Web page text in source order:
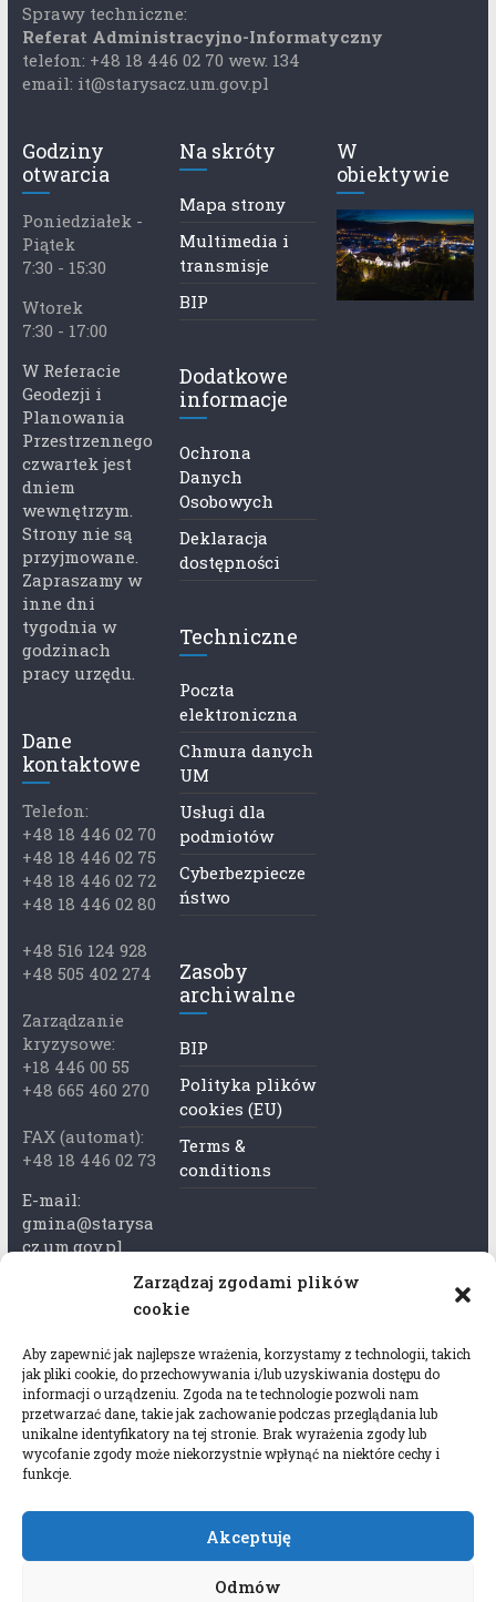
Zarządzaj zgodami plików
cookie
Aby zapewnić jak najlepsze wrażenia, korzystamy z technologii, takich
jak pliki cookie, do przechowywania i/lub uzyskiwania dostępu do
informacji o urządzeniu. Zgoda na te technologie pozwoli nam
przetwarzać dane, takie jak zachowanie podczas przeglądania lub
unikalne identyfikatory na tej stronie. Brak wyrażenia zgody lub
wycofanie zgody może niekorzystnie wpłynąć na niektóre cechy i
funkcje.
Akceptuję
Odmów
Sprawy techniczne:
Referat Administracyjno-Informatyczny
telefon: +48 18 446 02 70 wew. 134
email: it@starysacz.um.gov.pl
Godziny
otwarcia
Poniedziałek -
Piątek
7:30 - 15:30
Wtorek
7:30 - 17:00
W Referacie
Geodezji i
Planowania
Przestrzennego
czwartek jest
dniem
wewnętrzym.
Strony nie są
przyjmowane.
Zapraszamy w
inne dni
tygodnia w
godzinach
pracy urzędu.
Dane
kontaktowe
Telefon:
+48 18 446 02 70
+48 18 446 02 75
+48 18 446 02 72
+48 18 446 02 80
+48 516 124 928
+48 505 402 274
Zarządzanie
kryzysowe:
+18 446 00 55
+48 665 460 270
FAX (automat):
+48 18 446 02 73
E-mail:
gmina@starysa
cz.um.gov.pl
Adres skrzynki
rytka
Adres do e-
Doręczeń:
AEL-97528-
78647-USWGJ-
Na skróty
Mapa strony
Multimedia i
transmisje
BIP
Dodatkowe
informacje
Ochrona
Danych
Osobowych
Deklaracja
dostępności
Techniczne
Poczta
elektroniczna
Chmura danych
UM
Usługi dla
podmiotów
Cyberbezpiecze
ństwo
Zasoby
archiwalne
BIP
Polityka plików
cookies (EU)
Terms &
conditions
W
obiektywie